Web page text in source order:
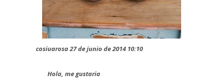
cosiuarosa 27 de junio de 2014 10:10
Hola, me gustaria